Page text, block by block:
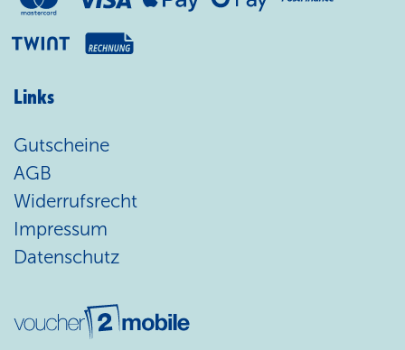
Links
Gutscheine
AGB
Widerrufsrecht
Impressum
Datenschutz